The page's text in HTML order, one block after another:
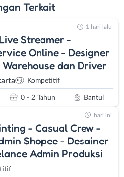
Terkait
Streamer -
Online - Designer
dan Driver
Kompetitif
0 - 2 Tahun Bantul
1 hari lalu
- Casual Crew -
Shopee - Desainer
Admin Produksi
hari ini